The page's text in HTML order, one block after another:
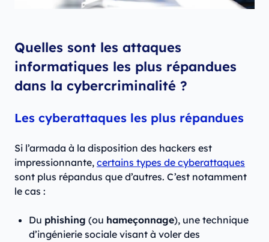
Quelles sont les attaques
informatiques les plus répandues
dans la cybercriminalité ?
Les cyberattaques les plus répandues
Si l’armada à la disposition des hackers est
impressionnante, certains types de cyberattaques
sont plus répandus que d’autres. C’est notamment
le cas :
Du phishing (ou hameçonnage), une technique
d’ingénierie sociale visant à voler des